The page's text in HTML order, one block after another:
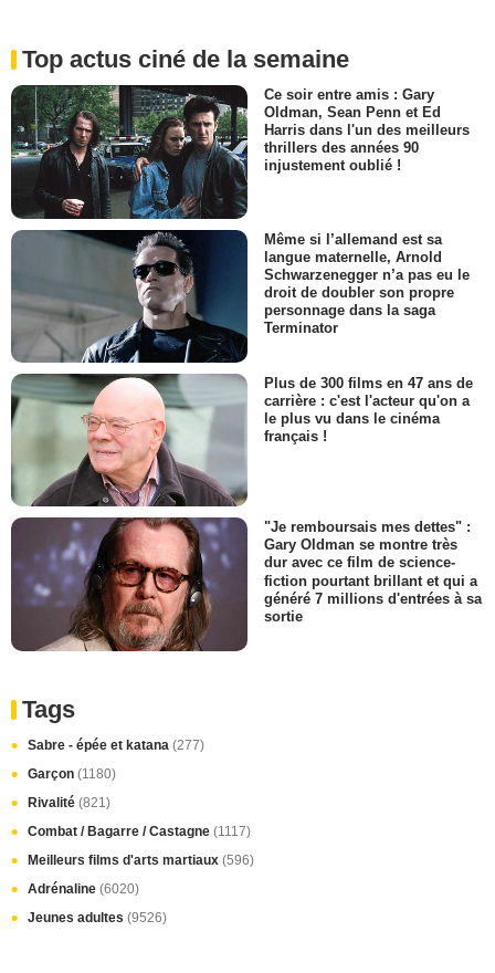
Top actus ciné de la semaine
Ce soir entre amis : Gary
Oldman, Sean Penn et Ed
Harris dans l'un des meilleurs
thrillers des années 90
injustement oublié !
Même si l’allemand est sa
langue maternelle, Arnold
Schwarzenegger n’a pas eu le
droit de doubler son propre
personnage dans la saga
Terminator
Plus de 300 films en 47 ans de
carrière : c'est l'acteur qu'on a
le plus vu dans le cinéma
français !
"Je remboursais mes dettes" :
Gary Oldman se montre très
dur avec ce film de science-
fiction pourtant brillant et qui a
généré 7 millions d'entrées à sa
sortie
Tags
Sabre - épée et katana (277)
Garçon (1180)
Rivalité (821)
Combat / Bagarre / Castagne (1117)
Meilleurs films d'arts martiaux (596)
Adrénaline (6020)
Jeunes adultes (9526)